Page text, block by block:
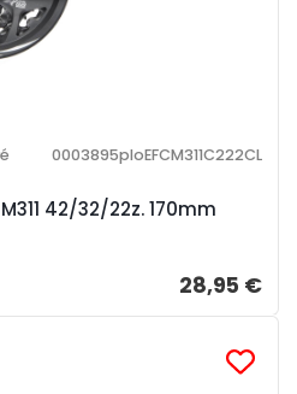
42/32/22z. 170mm
0003895ploEFCM311C222CL
28,95 €